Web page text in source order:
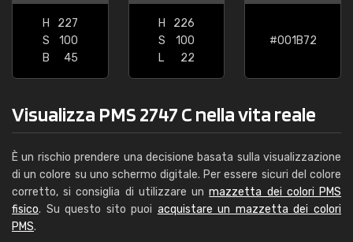
H
227
S
100
B
45
H
226
S
100
L
22
#001B72
Visualizza PMS 2747 C nella vita reale
È un rischio prendere una decisione basata sulla visualizzazione
di un colore su uno schermo digitale. Per essere sicuri del colore
corretto, si consiglia di utilizzare unmazzetta dei colori PMS
fisico. Su questo sito puoi acquistare un mazzetta dei colori
PMS.